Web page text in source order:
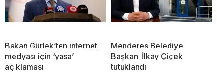
Bakan Gürlek’ten internet
medyası için ‘yasa’
açıklaması
Menderes Belediye
Başkanı İlkay Çiçek
tutuklandı